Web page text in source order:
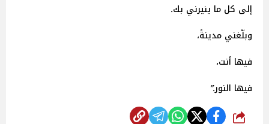
إلى كل ما ينيرني بك.
وبلّغني مدينةً،
فيها أنت،
فيها النور.”
شارك